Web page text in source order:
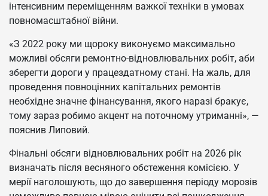
інтенсивним переміщенням важкої техніки в умовах
повномасштабної війни.
«З 2022 року ми щороку виконуємо максимально
можливі обсяги ремонтно-відновлювальних робіт, аби
зберегти дороги у працездатному стані. На жаль, для
проведення повноцінних капітальних ремонтів
необхідне значне фінансування, якого наразі бракує,
тому зараз робимо акцент на поточному утриманні», —
пояснив Липовий.
Фінальні обсяги відновлювальних робіт на 2026 рік
визначать після весняного обстеження комісією. У
мерії наголошують, що до завершення періоду морозів